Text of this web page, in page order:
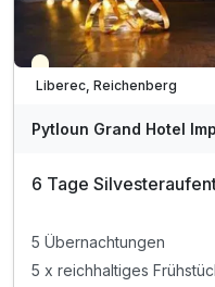
Saisonal verfügbar
Liberec, Reichenberg
Pytloun Grand Hotel
6 Tage
5 Übernachtungen
5 x reichhaltiges